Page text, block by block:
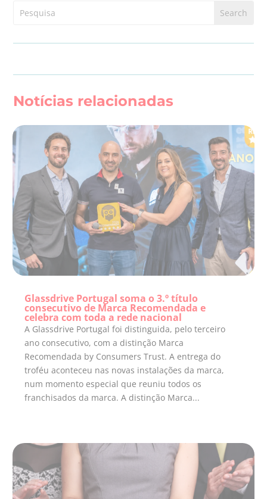
Notícias relacionadas
Glassdrive Portugal soma o 3.º título
consecutivo de Marca Recomendada e
celebra com toda a rede nacional
A Glassdrive Portugal foi distinguida, pelo terceiro
ano consecutivo, com a distinção Marca
Recomendada by Consumers Trust. A entrega do
troféu aconteceu nas novas instalações da marca,
num momento especial que reuniu todos os
franchisados da marca. A distinção Marca...